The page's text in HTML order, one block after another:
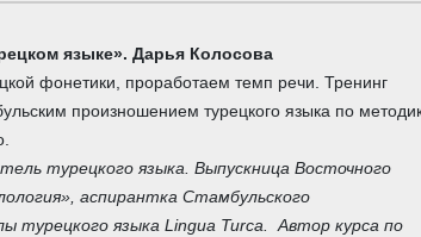
языке». Дарья Колосова
фонетики, проработаем темп речи. Тренинг
произношением турецкого языка по
турецкого языка. Выпускница Восточного
аспирантка Стамбульского
турецкого языка Lingua Turca. Автор курса по